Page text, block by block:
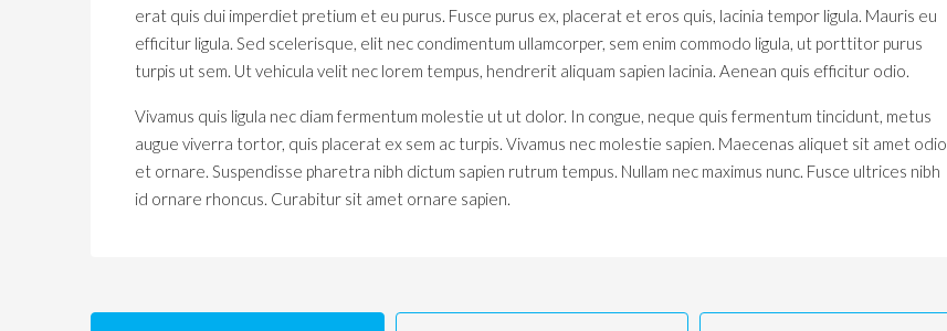
erat quis dui imperdiet pretium et eu purus. Fusce purus ex, placerat et eros quis, lacinia tempor ligula. Mauris eu
efficitur ligula. Sed scelerisque, elit nec condimentum ullamcorper, sem enim commodo ligula, ut porttitor purus
turpis ut sem. Ut vehicula velit nec lorem tempus, hendrerit aliquam sapien lacinia. Aenean quis efficitur odio.
Vivamus quis ligula nec diam fermentum molestie ut ut dolor. In congue, neque quis fermentum tincidunt, metus
augue viverra tortor, quis placerat ex sem ac turpis. Vivamus nec molestie sapien. Maecenas aliquet sit amet odio
et ornare. Suspendisse pharetra nibh dictum sapien rutrum tempus. Nullam nec maximus nunc. Fusce ultrices nibh
id ornare rhoncus. Curabitur sit amet ornare sapien.